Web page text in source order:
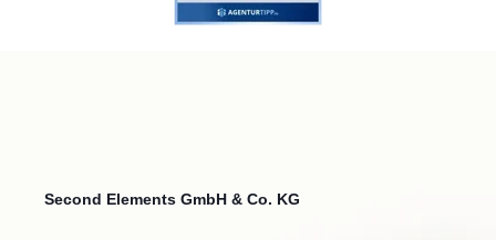
Second Elements GmbH & Co. KG